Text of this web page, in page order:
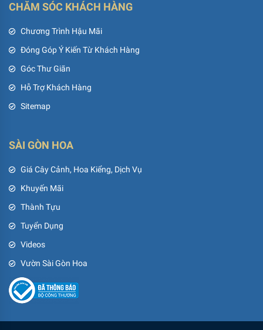
CHĂM SÓC KHÁCH HÀNG
Chương Trình Hậu Mãi
Đóng Góp Ý Kiến Từ Khách Hàng
Góc Thư Giãn
Hỗ Trợ Khách Hàng
Sitemap
SÀI GÒN HOA
Giá Cây Cảnh, Hoa Kiểng, Dịch Vụ
Khuyến Mãi
Thành Tựu
Tuyển Dụng
Videos
Vườn Sài Gòn Hoa